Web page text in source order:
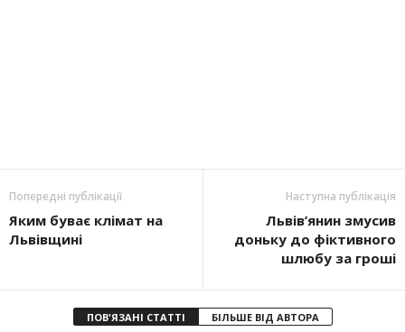
Попередні публікації
Яким буває клімат на
Львівщині
Наступна публікація
Львів’янин змусив
доньку до фіктивного
шлюбу за гроші
ПОВ'ЯЗАНІ СТАТТІ БІЛЬШЕ ВІД АВТОРА